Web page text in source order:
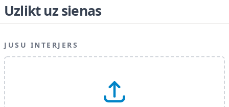
Uzlikt uz sienas
JUSU INTERJERS